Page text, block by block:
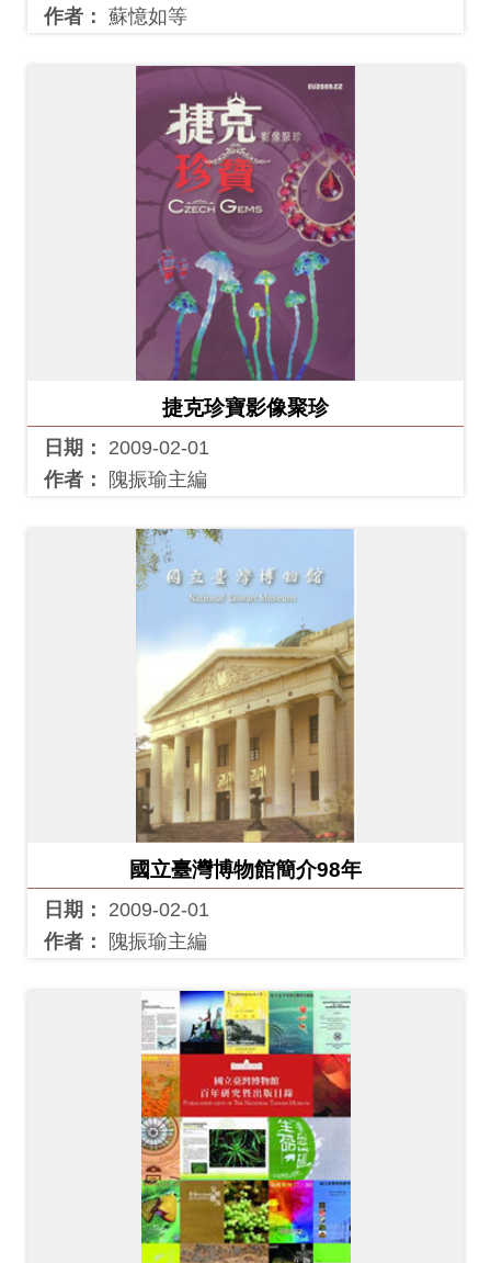
作者： 蘇憶如等
捷克珍寶影像聚珍
日期：
2009-02-01
作者：
隗振瑜主編
國立臺灣博物館簡介98年
日期：
2009-02-01
作者：
隗振瑜主編